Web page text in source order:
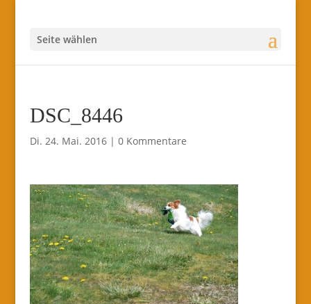
Seite wählen
DSC_8446
Di. 24. Mai. 2016| 0 Kommentare